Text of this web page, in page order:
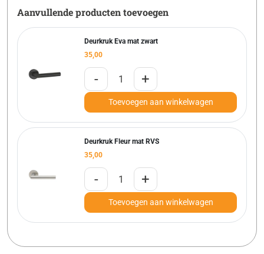
Aanvullende producten toevoegen
Deurkruk Eva mat zwart
35,00
- +
Toevoegen aan winkelwagen
Deurkruk Fleur mat RVS
35,00
- +
Toevoegen aan winkelwagen